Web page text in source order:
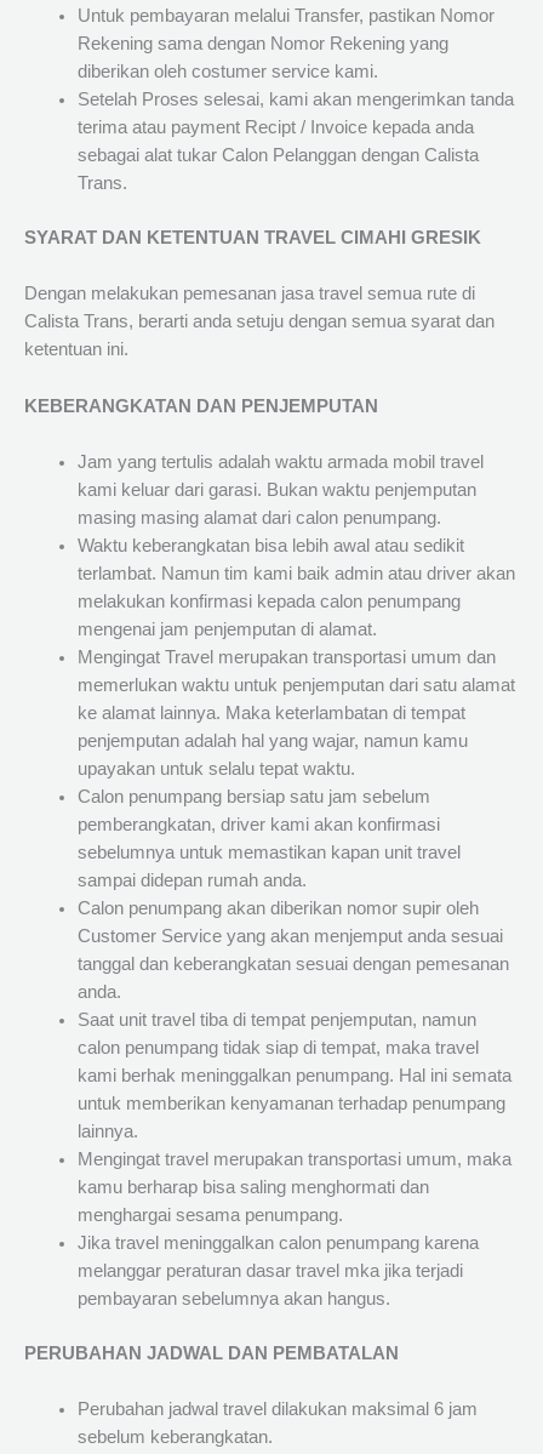
Untuk pembayaran melalui Transfer, pastikan Nomor
Rekening sama dengan Nomor Rekening yang
diberikan oleh costumer service kami.
Setelah Proses selesai, kami akan mengerimkan tanda
terima atau payment Recipt / Invoice kepada anda
sebagai alat tukar Calon Pelanggan dengan Calista
Trans.
SYARAT DAN KETENTUAN TRAVEL CIMAHI GRESIK
Dengan melakukan pemesanan jasa travel semua rute di
Calista Trans, berarti anda setuju dengan semua syarat dan
ketentuan ini.
KEBERANGKATAN DAN PENJEMPUTAN
Jam yang tertulis adalah waktu armada mobil travel
kami keluar dari garasi. Bukan waktu penjemputan
masing masing alamat dari calon penumpang.
Waktu keberangkatan bisa lebih awal atau sedikit
terlambat. Namun tim kami baik admin atau driver akan
melakukan konfirmasi kepada calon penumpang
mengenai jam penjemputan di alamat.
Mengingat Travel merupakan transportasi umum dan
memerlukan waktu untuk penjemputan dari satu alamat
ke alamat lainnya. Maka keterlambatan di tempat
penjemputan adalah hal yang wajar, namun kamu
upayakan untuk selalu tepat waktu.
Calon penumpang bersiap satu jam sebelum
pemberangkatan, driver kami akan konfirmasi
sebelumnya untuk memastikan kapan unit travel
sampai didepan rumah anda.
Calon penumpang akan diberikan nomor supir oleh
Customer Service yang akan menjemput anda sesuai
tanggal dan keberangkatan sesuai dengan pemesanan
anda.
Saat unit travel tiba di tempat penjemputan, namun
calon penumpang tidak siap di tempat, maka travel
kami berhak meninggalkan penumpang. Hal ini semata
untuk memberikan kenyamanan terhadap penumpang
lainnya.
Mengingat travel merupakan transportasi umum, maka
kamu berharap bisa saling menghormati dan
menghargai sesama penumpang.
Jika travel meninggalkan calon penumpang karena
melanggar peraturan dasar travel mka jika terjadi
pembayaran sebelumnya akan hangus.
PERUBAHAN JADWAL DAN PEMBATALAN
Perubahan jadwal travel dilakukan maksimal 6 jam
sebelum keberangkatan.